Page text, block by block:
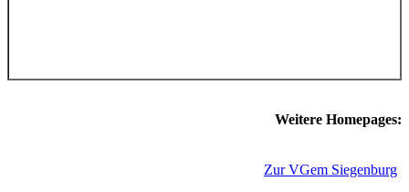
Weitere Homepages:
Zur VGem Siegenburg